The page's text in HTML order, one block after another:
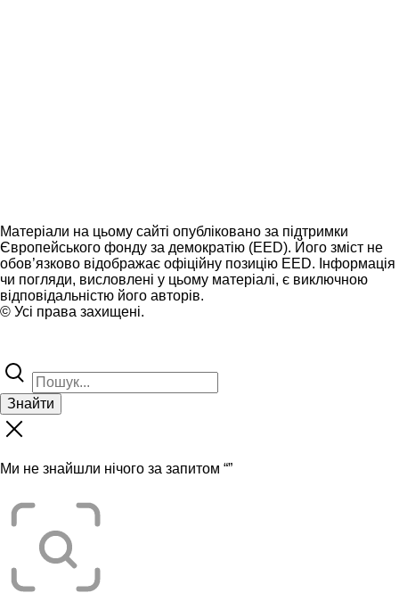
Матеріали на цьому сайті опубліковано за підтримки
Європейського фонду за демократію (EED). Його зміст не
обов’язково відображає офіційну позицію EED. Інформація
чи погляди, висловлені у цьому матеріалі, є виключною
відповідальністю його авторів.
© Усі права захищені.
Знайти
Ми не знайшли нічого за запитом “”